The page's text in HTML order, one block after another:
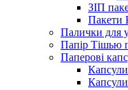
ЗІП
Палички для
Папір Тішью
Паперові
Капсули